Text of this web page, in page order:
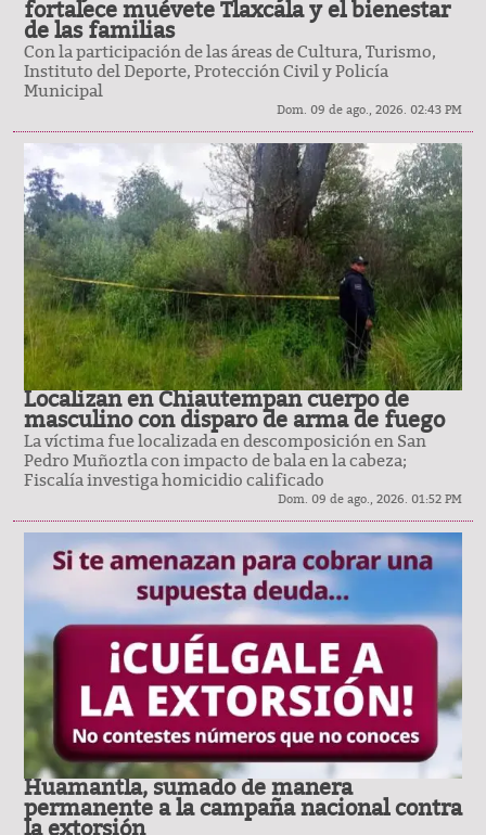
fortalece muévete Tlaxcala y el bienestar
de las familias
Con la participación de las áreas de Cultura, Turismo,
Instituto del Deporte, Protección Civil y Policía
Municipal
Dom. 09 de ago., 2026. 02:43 PM
Localizan en Chiautempan cuerpo de
masculino con disparo de arma de fuego
La víctima fue localizada en descomposición en San
Pedro Muñoztla con impacto de bala en la cabeza;
Fiscalía investiga homicidio calificado
Dom. 09 de ago., 2026. 01:52 PM
Huamantla, sumado de manera
permanente a la campaña nacional contra
la extorsión